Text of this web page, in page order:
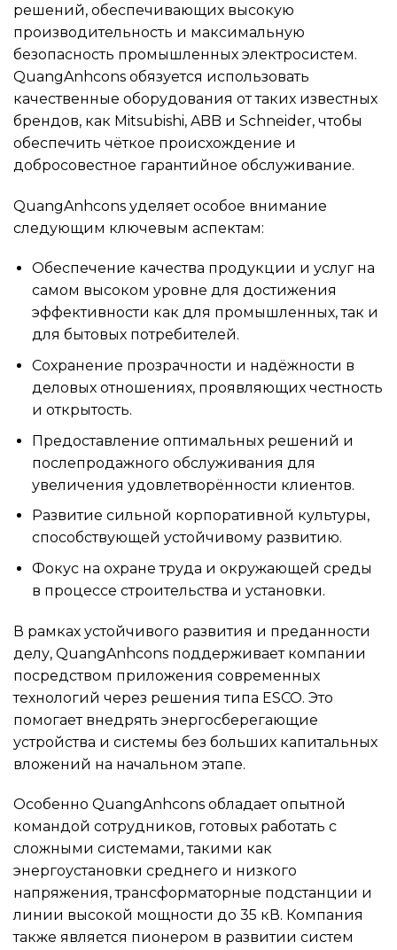
решений, обеспечивающих высокую
производительность и максимальную
безопасность промышленных электросистем.
QuangAnhcons обязуется использовать
качественные оборудования от таких известных
брендов, как Mitsubishi, ABB и Schneider, чтобы
обеспечить чёткое происхождение и
добросовестное гарантийное обслуживание.
QuangAnhcons уделяет особое внимание
следующим ключевым аспектам:
Обеспечение качества продукции и услуг на
самом высоком уровне для достижения
эффективности как для промышленных, так и
для бытовых потребителей.
Сохранение прозрачности и надёжности в
деловых отношениях, проявляющих честность
и открытость.
Предоставление оптимальных решений и
послепродажного обслуживания для
увеличения удовлетворённости клиентов.
Развитие сильной корпоративной культуры,
способствующей устойчивому развитию.
Фокус на охране труда и окружающей среды
в процессе строительства и установки.
В рамках устойчивого развития и преданности
делу, QuangAnhcons поддерживает компании
посредством приложения современных
технологий через решения типа ESCO. Это
помогает внедрять энергосберегающие
устройства и системы без больших капитальных
вложений на начальном этапе.
Особенно QuangAnhcons обладает опытной
командой сотрудников, готовых работать с
сложными системами, такими как
энергоустановки среднего и низкого
напряжения, трансформаторные подстанции и
линии высокой мощности до 35 кВ. Компания
также является пионером в развитии систем